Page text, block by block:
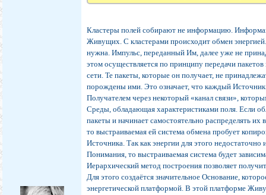
Кластеры полей собирают не информацию.
Живущих. С кластерами происходит обмен
нужна. Импульс, переданный Им, далее уже не
этом осуществляется по принципу передачи пакетов
сети. Те пакеты, которые он получает, не
порождены ими. Это означает, что каждый Источник
Получателем через некоторый «канал связи»,
Среды, обладающая характеристиками поля. Если
пакеты и начинает самостоятельно распределять их
то выстраиваемая ей система обмена пробует
Источника. Так как энергии для этого недостаточно
Понимания, то выстраиваемая система будет
Иерархический метод построения позволяет
Для этого создаётся значительное Основание,
энергетической платформой. В этой платформе